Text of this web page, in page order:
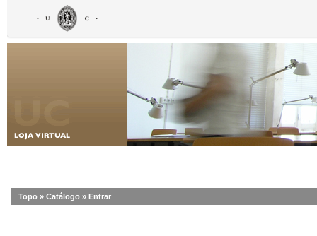
Topo » Catálogo » Entrar